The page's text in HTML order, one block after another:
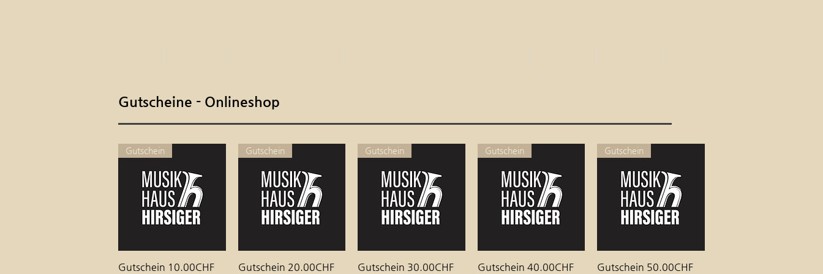
Gutscheine - Onlineshop
Schnellansicht
Gutschein
Gutschein 10.00CHF
Schnellansicht
Gutschein
Gutschein 20.00CHF
Schnellansicht
Gutschein
Gutschein 30.00CHF
Schnellansicht
Gutschein
Gutschein 40.00CHF
Schnellansicht
Gutschein
Gutschein 50.00CHF